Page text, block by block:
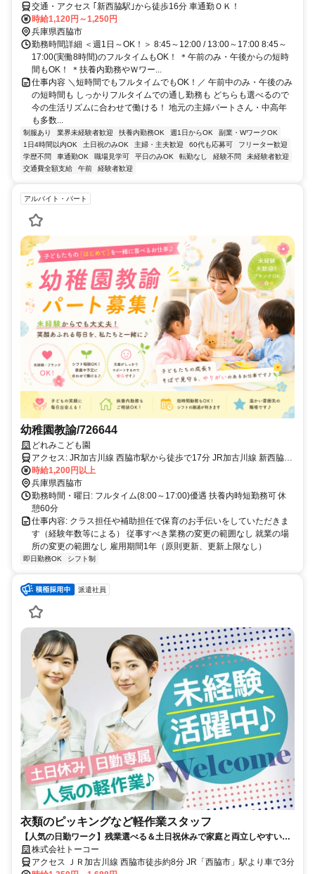
交通・アクセス ｢新西脇駅｣から徒歩16分 車通勤ＯＫ！
時給1,120円～1,250円
兵庫県西脇市
勤務時間詳細 ＜週1日～OK！＞ 8:45～12:00 / 13:00～17:00 8:45～
17:00(実働8時間)のフルタイムもOK！ ＊午前のみ・午後からの短時
間もOK！ ＊扶養内勤務やＷワー...
仕事内容 ＼短時間でもフルタイムでもOK！／ 午前中のみ・午後のみ
の短時間も しっかりフルタイムでの通し勤務も どちらも選べるので
今の生活リズムに合わせて働ける！ 地元の主婦パートさん・中高年
も多数...
制服あり 業界未経験者歓迎 扶養内勤務OK 週1日からOK
副業・WワークOK
1日4時間以内OK
土日祝のみOK 主婦・主夫歓迎 60代も応募可
フリーター歓迎
学歴不問
車通勤OK 職場見学可 平日のみOK 転勤なし 経験不問
未経験者歓迎
交通費全額支給
午前 経験者歓迎
アルバイト・パート
幼稚園教諭/726644
どれみこども園
アクセス: JR加古川線 西脇市駅から徒歩で17分 JR加古川線 新西脇駅
から徒歩で21分
時給1,200円以上
兵庫県西脇市
勤務時間・曜日: フルタイム(8:00～17:00)優遇 扶養内時短勤務可 休
憩60分
仕事内容: クラス担任や補助担任で保育のお手伝いをしていただきま
す（経験年数等による） 従事すべき業務の変更の範囲なし 就業の場
所の変更の範囲なし 雇用期間1年（原則更新、更新上限なし）
即日勤務OK シフト制
派遣社員
衣類のピッキングなど軽作業スタッフ
【人気の日勤ワーク】残業選べる＆土日祝休みで家庭と両立しやすい◎
未経験でも安心のコツコツ軽作業！軽い衣類メインでラクラク◎
株式会社トーコー
アクセス ＪＲ加古川線 西脇市徒歩約8分 JR「西脇市」駅より車で3分